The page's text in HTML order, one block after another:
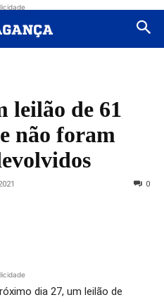
leilão de 61
não foram
0
dia 27, um leilão de